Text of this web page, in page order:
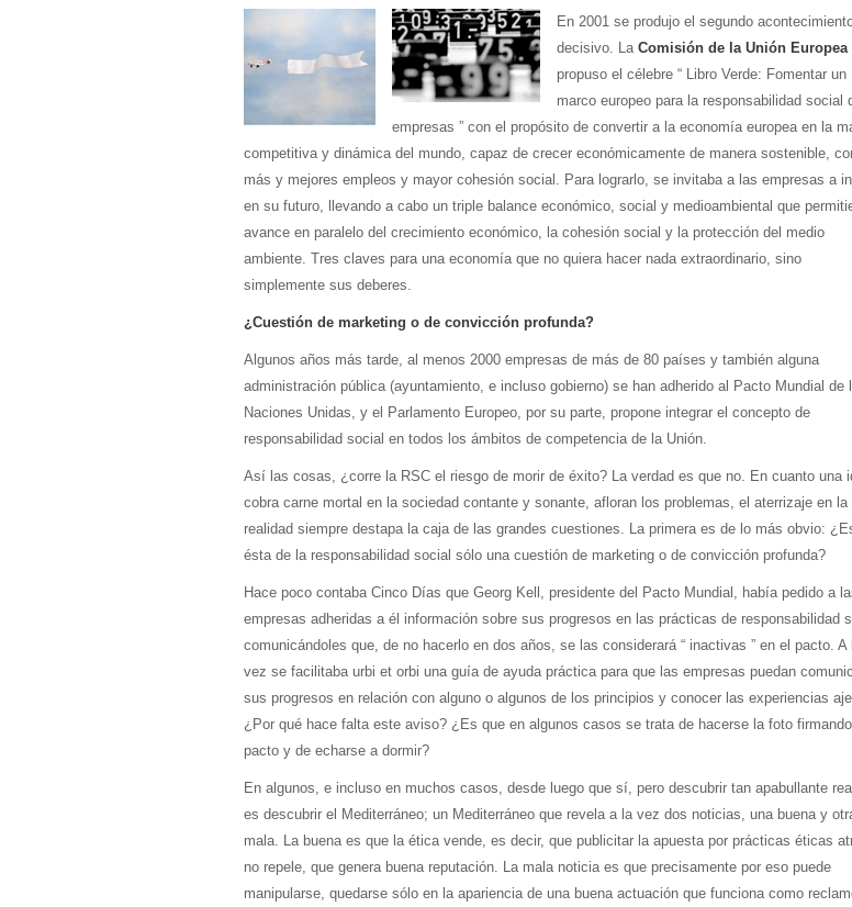
En 2001 se produjo el segundo
decisivo. La Comisión de la Unión Europea
propuso el célebre “ Libro Verde: Fomentar un
marco europeo para la responsabilidad social
empresas ” con el propósito de convertir a la economía europea en la
competitiva y dinámica del mundo, capaz de crecer económicamente de manera sostenible,
más y mejores empleos y mayor cohesión social. Para lograrlo, se invitaba a las empresas a
en su futuro, llevando a cabo un triple balance económico, social y medioambiental que
avance en paralelo del crecimiento económico, la cohesión social y la protección del medio
ambiente. Tres claves para una economía que no quiera hacer nada extraordinario, sino
simplemente sus deberes.
¿Cuestión de marketing o de convicción profunda?
Algunos años más tarde, al menos 2000 empresas de más de 80 países y también alguna
administración pública (ayuntamiento, e incluso gobierno) se han adherido al Pacto Mundial de
Naciones Unidas, y el Parlamento Europeo, por su parte, propone integrar el concepto de
responsabilidad social en todos los ámbitos de competencia de la Unión.
Así las cosas, ¿corre la RSC el riesgo de morir de éxito? La verdad es que no. En cuanto una
cobra carne mortal en la sociedad contante y sonante, afloran los problemas, el aterrizaje en la
realidad siempre destapa la caja de las grandes cuestiones. La primera es de lo más obvio:
ésta de la responsabilidad social sólo una cuestión de marketing o de convicción profunda?
Hace poco contaba Cinco Días que Georg Kell, presidente del Pacto Mundial, había pedido a
empresas adheridas a él información sobre sus progresos en las prácticas de responsabilidad
comunicándoles que, de no hacerlo en dos años, se las considerará “ inactivas ” en el pacto. A
vez se facilitaba urbi et orbi una guía de ayuda práctica para que las empresas puedan
sus progresos en relación con alguno o algunos de los principios y conocer las experiencias
¿Por qué hace falta este aviso? ¿Es que en algunos casos se trata de hacerse la foto firmando
pacto y de echarse a dormir?
En algunos, e incluso en muchos casos, desde luego que sí, pero descubrir tan apabullante
es descubrir el Mediterráneo; un Mediterráneo que revela a la vez dos noticias, una buena y
mala. La buena es que la ética vende, es decir, que publicitar la apuesta por prácticas éticas
no repele, que genera buena reputación. La mala noticia es que precisamente por eso puede
manipularse, quedarse sólo en la apariencia de una buena actuación que funciona como